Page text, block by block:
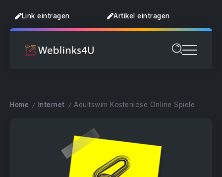
Link eintragen Artikel eintragen
Home / Internet / Adultswim Kostenlose Online Spiele